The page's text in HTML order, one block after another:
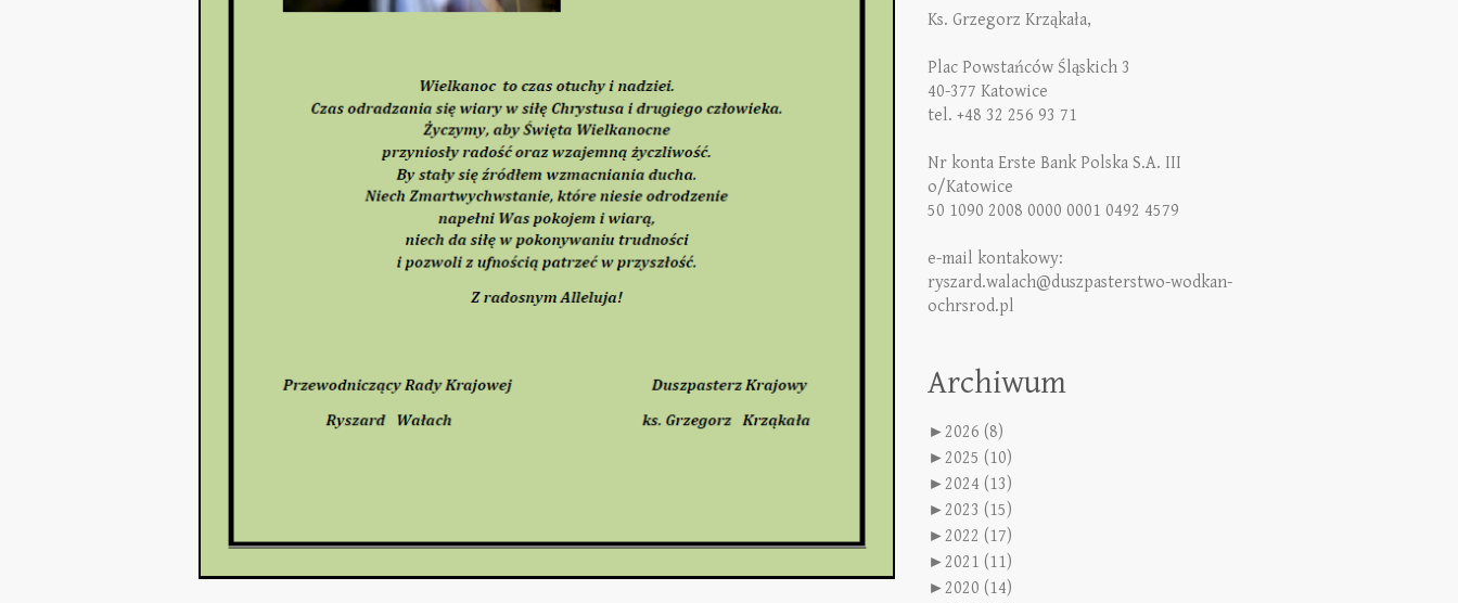
Ks. Grzegorz Krząkała,
Plac Powstańców Śląskich 3
40-377 Katowice
tel. +48 32 256 93 71
Nr konta Erste Bank Polska S.A. III
o/Katowice
50 1090 2008 0000 0001 0492 4579
e-mail kontakowy:
ryszard.walach@duszpasterstwo-wodkan-
ochrsrod.pl
Archiwum
►2026 (8)
►2025 (10)
►2024 (13)
►2023 (15)
►2022 (17)
►2021 (11)
►2020 (14)